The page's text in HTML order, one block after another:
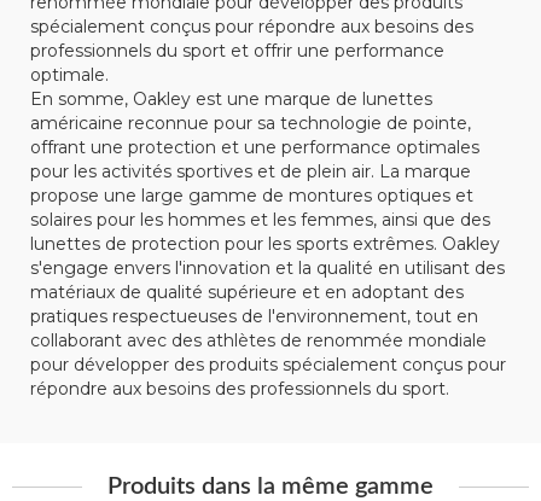
spécialement conçus pour répondre aux besoins des
professionnels du sport et offrir une performance
optimale.
En somme, Oakley est une marque de lunettes
américaine reconnue pour sa technologie de pointe,
offrant une protection et une performance optimales
pour les activités sportives et de plein air. La marque
propose une large gamme de montures optiques et
solaires pour les hommes et les femmes, ainsi que des
lunettes de protection pour les sports extrêmes. Oakley
s'engage envers l'innovation et la qualité en utilisant des
matériaux de qualité supérieure et en adoptant des
pratiques respectueuses de l'environnement, tout en
collaborant avec des athlètes de renommée mondiale
pour développer des produits spécialement conçus pour
répondre aux besoins des professionnels du sport.
Produits dans la même gamme